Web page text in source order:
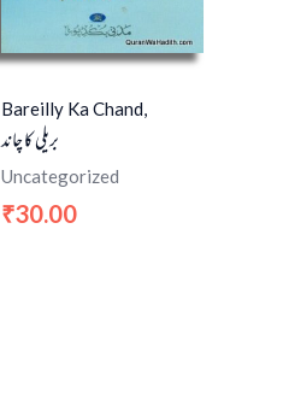
Bareilly Ka Chand,
بریلی کا چاند
Uncategorized
₹30.00